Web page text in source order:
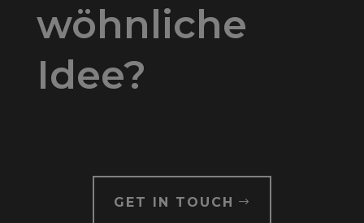
wöhnliche
Idee?
GET IN TOUCH